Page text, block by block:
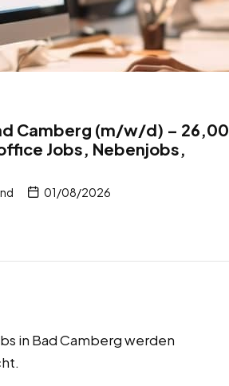
Camberg (m/w/d) – 26,00
Jobs, Nebenjobs,
01/08/2026
in Bad Camberg werden